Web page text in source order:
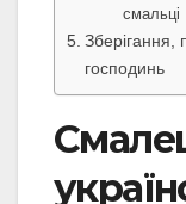
смальці
Зберігання,
господинь